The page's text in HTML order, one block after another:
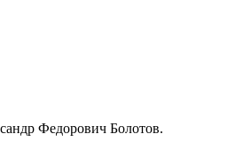
Федорович Болотов.